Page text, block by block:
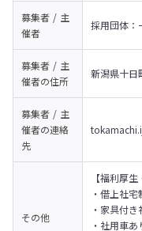
募集者 / 主
催者
採用団体：
募集者 / 主
催者の住所
新潟県十日
募集者 / 主
催者の連絡
先
その他
【福利厚生
・借上社宅
・家具付き
・社用車あ